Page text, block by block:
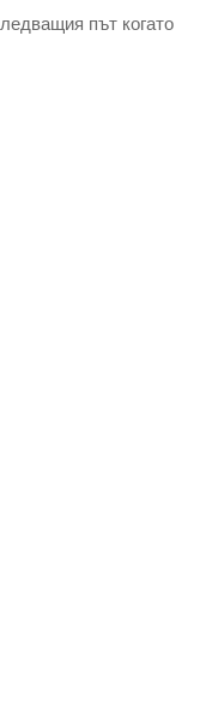
път когато